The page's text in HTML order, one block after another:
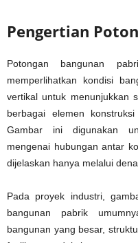
Pengertian
Potongan bangunan
memperlihatkan kondisi
vertikal untuk menunjukkan
berbagai elemen
Gambar ini digunakan
mengenai hubungan antar
dijelaskan hanya melalui
Pada proyek industri,
bangunan pabrik
bangunan yang besar,